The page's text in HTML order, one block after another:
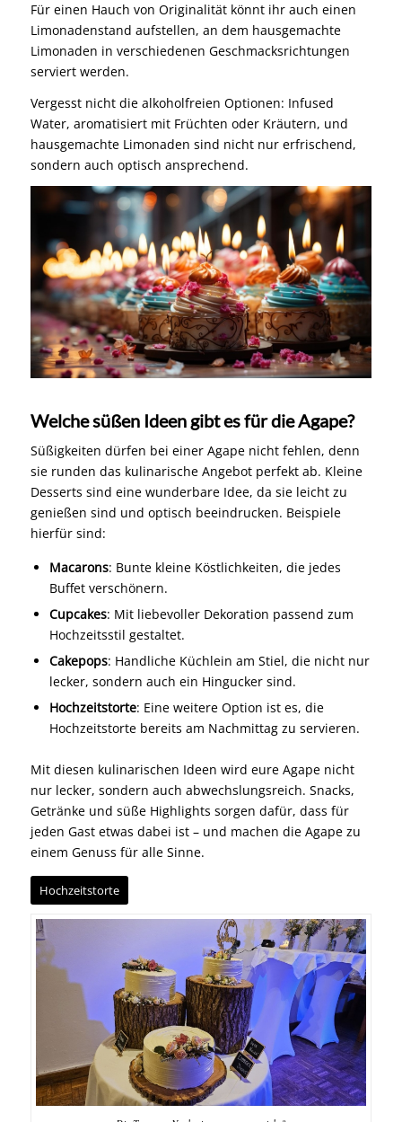
Für einen Hauch von Originalität könnt ihr auch einen
Limonadenstand aufstellen, an dem hausgemachte
Limonaden in verschiedenen Geschmacksrichtungen
serviert werden.
Vergesst nicht die alkoholfreien Optionen: Infused
Water, aromatisiert mit Früchten oder Kräutern, und
hausgemachte Limonaden sind nicht nur erfrischend,
sondern auch optisch ansprechend.
Welche süßen Ideen gibt es für die Agape?
Süßigkeiten dürfen bei einer Agape nicht fehlen, denn
sie runden das kulinarische Angebot perfekt ab. Kleine
Desserts sind eine wunderbare Idee, da sie leicht zu
genießen sind und optisch beeindrucken. Beispiele
hierfür sind:
Macarons: Bunte kleine Köstlichkeiten, die jedes
Buffet verschönern.
Cupcakes: Mit liebevoller Dekoration passend zum
Hochzeitsstil gestaltet.
Cakepops: Handliche Küchlein am Stiel, die nicht nur
lecker, sondern auch ein Hingucker sind.
Hochzeitstorte: Eine weitere Option ist es, die
Hochzeitstorte bereits am Nachmittag zu servieren.
Mit diesen kulinarischen Ideen wird eure Agape nicht
nur lecker, sondern auch abwechslungsreich. Snacks,
Getränke und süße Highlights sorgen dafür, dass für
jeden Gast etwas dabei ist – und machen die Agape zu
einem Genuss für alle Sinne.
Hochzeitstorte